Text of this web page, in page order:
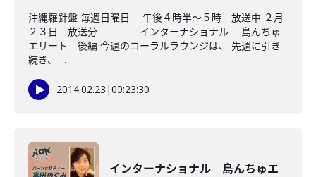
沖縄羅針盤 毎週日曜日 午後４時半～５時 放送中 ２月
２３日 放送分 インターナショナル 島んちゅ
エリート 後編 今週のコーラルラウンジは、 先週に引き
続き、 ...
2014.02.23 |00:23:30
インターナショナル 島んちゅエ